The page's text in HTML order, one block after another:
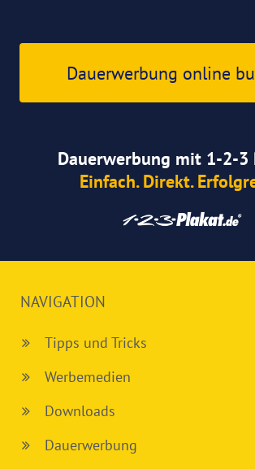
Dauerwerbung online
Dauerwerbung mit 1-2-3
Einfach. Direkt.
NAVIGATION
Tipps und Tricks
Werbemedien
Downloads
Dauerwerbung